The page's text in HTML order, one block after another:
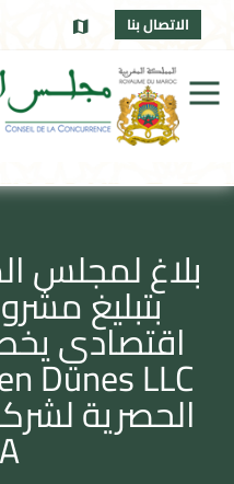
الاتصال بنا
بلاغ لمجلس
بتبليغ
اقتصادي
“